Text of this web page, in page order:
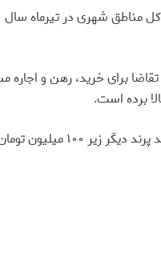
برای خرید، رهن و
برده است.